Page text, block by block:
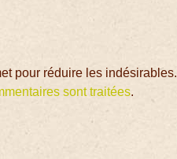
pour réduire les indésirables.
sont traitées.